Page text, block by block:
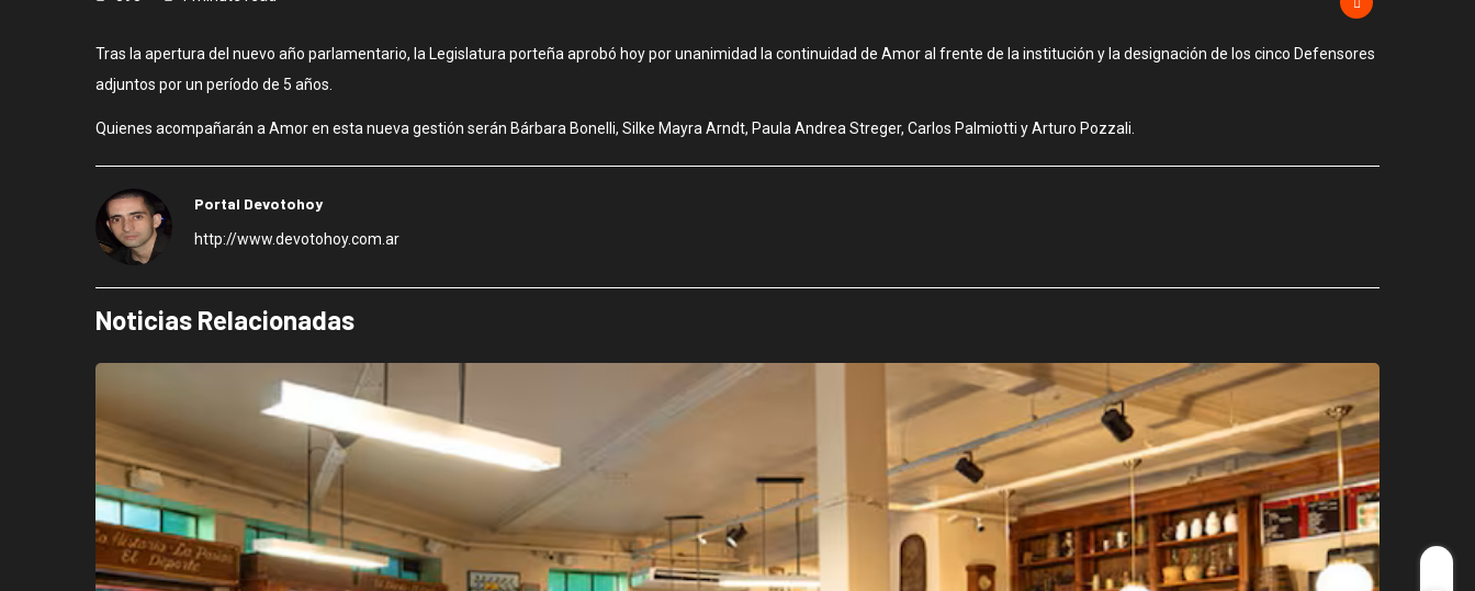
Tras la apertura del nuevo año parlamentario, la Legislatura porteña aprobó hoy por unanimidad la continuidad de Amor al frente de la institución y la designación de los cinco Defensores
adjuntos por un período de 5 años.
Quienes acompañarán a Amor en esta nueva gestión serán Bárbara Bonelli, Silke Mayra Arndt, Paula Andrea Streger, Carlos Palmiotti y Arturo Pozzali.
Portal Devotohoy
http://www.devotohoy.com.ar
Noticias Relacionadas